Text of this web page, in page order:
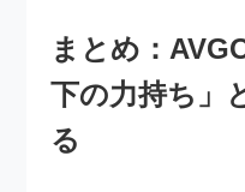
まとめ：
下の力持ち」
る